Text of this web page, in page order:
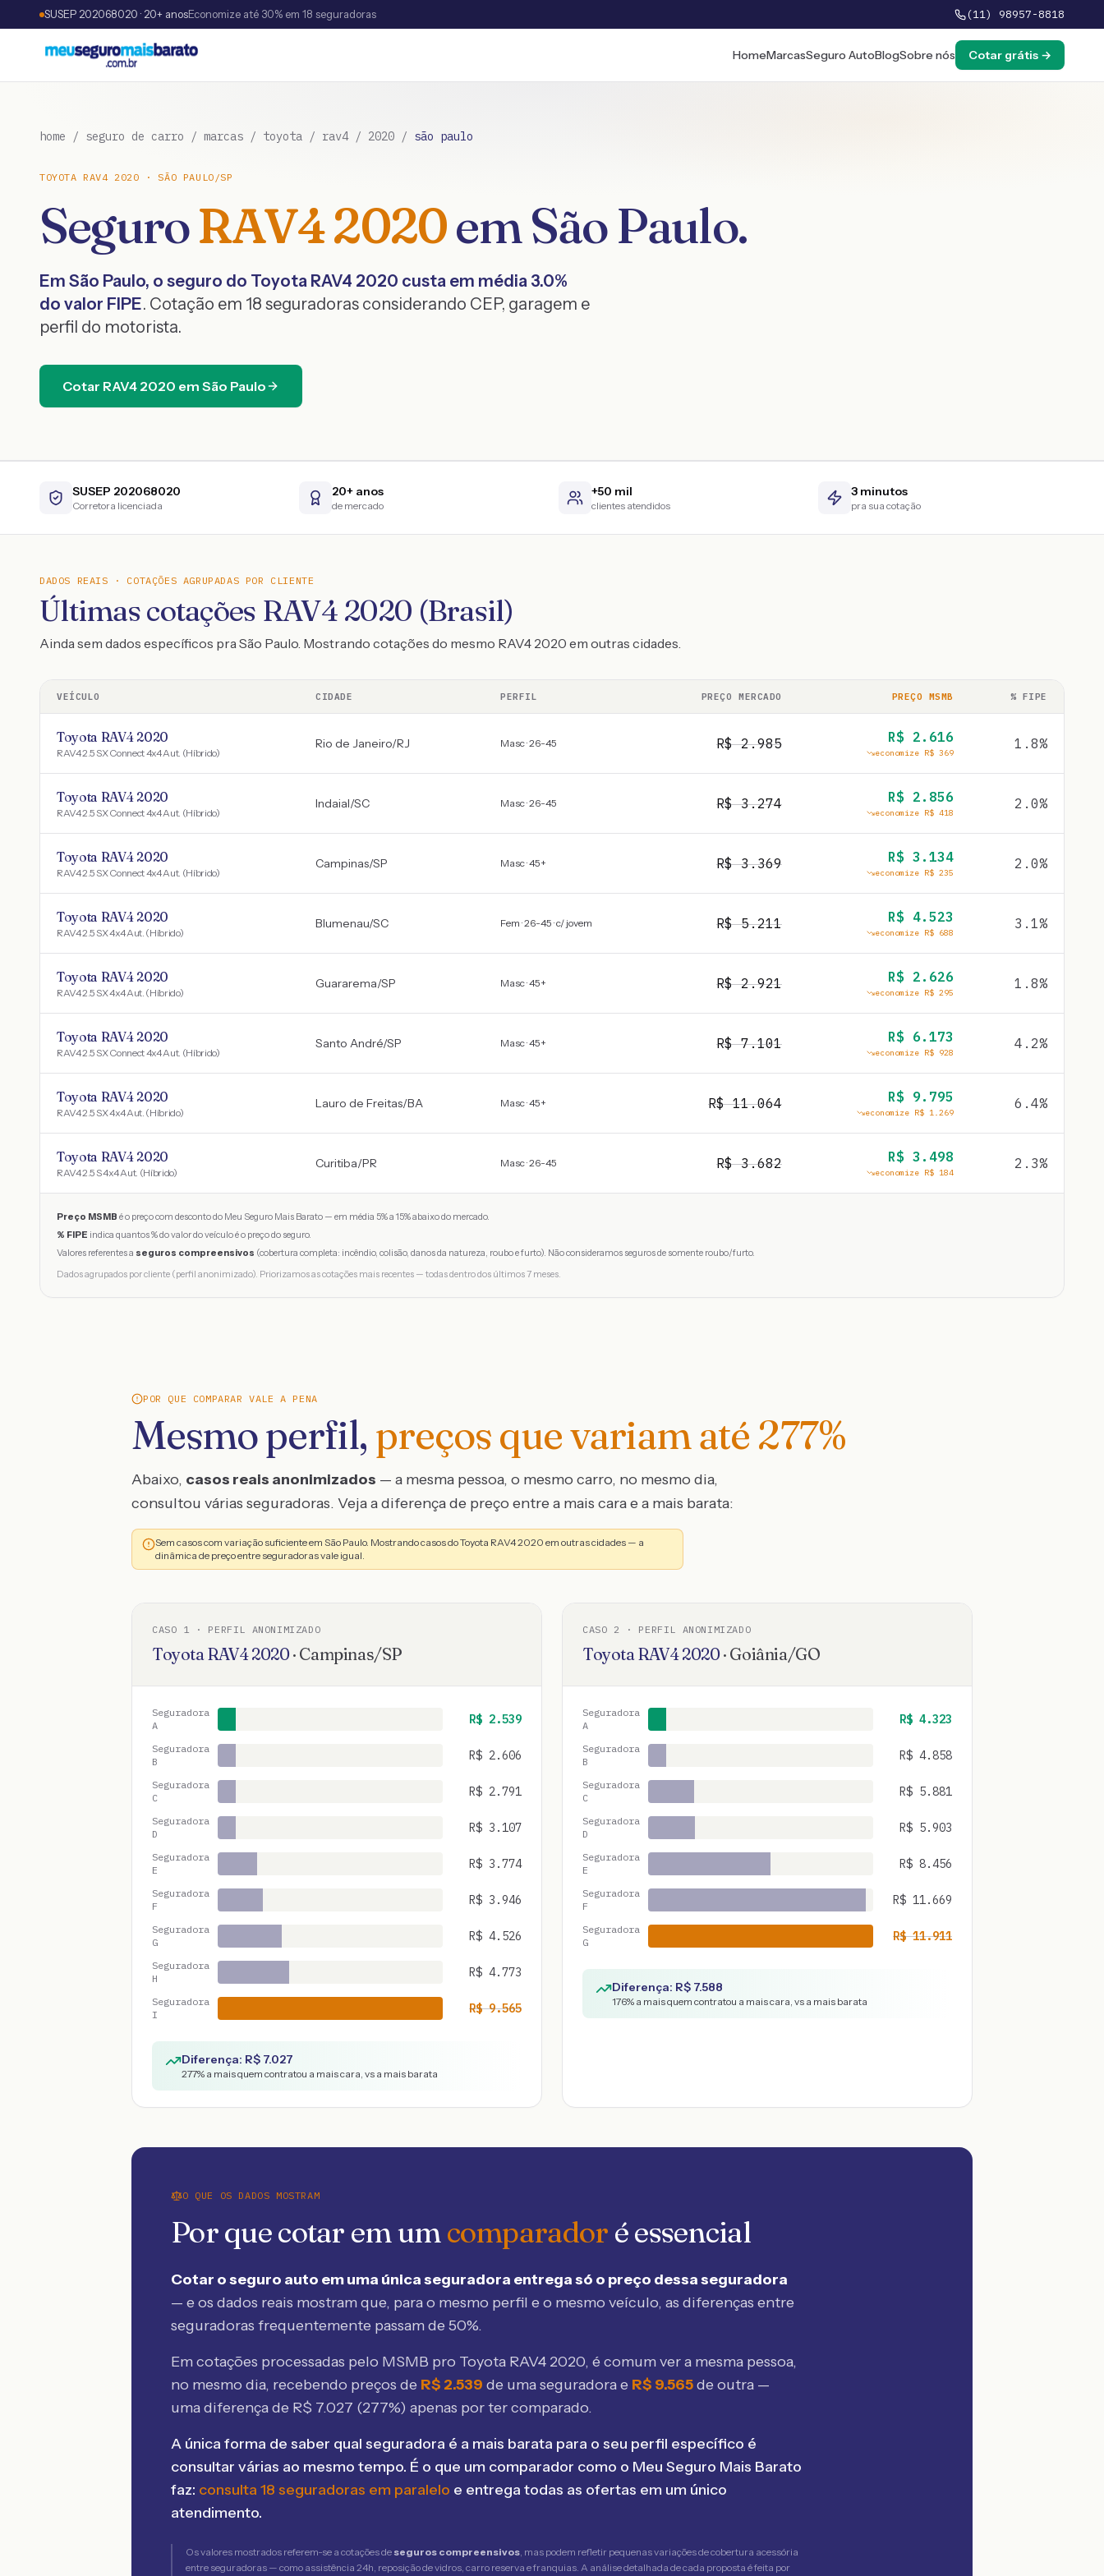
SUSEP 202068020 · 20+ anosEconomize até 30% em 18 seguradoras (11) 98957-8818
HomeMarcasSeguro AutoBlogSobre nós Cotar grátis →
home / seguro de carro / marcas / toyota / rav4/ 2020 / são paulo
TOYOTA RAV4 2020 ·SÃO PAULO /SP
SeguroRAV42020emSão Paulo.
Em São Paulo, o seguro do Toyota RAV4 2020 custa em média 3.0%
do valor FIPE. Cotação em 18 seguradoras considerando CEP, garagem e
perfil do motorista.
Cotar RAV4 2020 em São Paulo
SUSEP 202068020
Corretora licenciada
20+ anos
de mercado
+50 mil
clientes atendidos
3 minutos
pra sua cotação
DADOS REAIS · COTAÇÕES AGRUPADAS POR CLIENTE
Últimas cotações RAV4 2020 (Brasil)
Ainda sem dados específicos pra São Paulo. Mostrando cotações do mesmo RAV4 2020 em outras cidades.
VEÍCULO CIDADE PERFIL PREÇO MERCADO PREÇO MSMB % FIPE
Toyota RAV4 2020
RAV4 2.5 SX Connect 4x4 Aut. (Híbrido)
Rio de Janeiro/RJ Masc · 26-45 R$2.985 R$ 2.616
economize R$ 369
1.8%
Toyota RAV4 2020
RAV4 2.5 SX Connect 4x4 Aut. (Híbrido)
Indaial/SC Masc · 26-45 R$3.274 R$ 2.856
economize R$ 418
2.0%
Toyota RAV4 2020
RAV4 2.5 SX Connect 4x4 Aut. (Híbrido)
Campinas/SP Masc · 45+ R$3.369 R$ 3.134
economize R$ 235
2.0%
Toyota RAV4 2020
RAV4 2.5 SX 4x4 Aut. (Híbrido)
Blumenau/SC Fem · 26-45 · c/ jovem R$5.211 R$ 4.523
economize R$ 688
3.1%
Toyota RAV4 2020
RAV4 2.5 SX 4x4 Aut. (Híbrido)
Guararema/SP Masc · 45+ R$2.921 R$ 2.626
economize R$ 295
1.8%
Toyota RAV4 2020
RAV4 2.5 SX Connect 4x4 Aut. (Híbrido)
Santo André/SP Masc · 45+ R$7.101 R$ 6.173
economize R$ 928
4.2%
Toyota RAV4 2020
RAV4 2.5 SX 4x4 Aut. (Híbrido)
Lauro de Freitas/BA Masc · 45+ R$11.064 R$ 9.795
economize R$ 1.269
6.4%
Toyota RAV4 2020
RAV4 2.5 S 4x4 Aut. (Híbrido)
Curitiba/PR Masc · 26-45 R$3.682 R$ 3.498
economize R$ 184
2.3%
Preço MSMB é o preço com desconto do Meu Seguro Mais Barato — em média 5% a 15% abaixo do mercado.
% FIPE indica quantos % do valor do veículo é o preço do seguro.
Valores referentes a seguros compreensivos (cobertura completa: incêndio, colisão, danos da natureza, roubo e furto). Não consideramos seguros de somente roubo/furto.
Dados agrupados por cliente (perfil anonimizado). Priorizamos as cotações mais recentes — todas dentro dos últimos 7 meses.
POR QUE COMPARAR VALE A PENA
Mesmo perfil, preços que variam até 277%
Abaixo, casos reais anonimizados — a mesma pessoa, o mesmo carro, no mesmo dia,
consultou várias seguradoras. Veja a diferença de preço entre a mais cara e a mais barata:
Sem casos com variação suficiente em São Paulo. Mostrando casos do Toyota RAV4 2020 em outras cidades — a
dinâmica de preço entre seguradoras vale igual.
CASO 1 · PERFIL ANONIMIZADO
ToyotaRAV42020· Campinas/SP
Seguradora
A
R$ 2.539
Seguradora
B
R$ 2.606
Seguradora
C
R$ 2.791
Seguradora
D
R$ 3.107
Seguradora
E
R$ 3.774
Seguradora
F
R$ 3.946
Seguradora
G
R$ 4.526
Seguradora
H
R$ 4.773
Seguradora
I
R$9.565
Diferença: R$ 7.027
277% a mais quem contratou a mais cara, vs a mais barata
CASO 2 · PERFIL ANONIMIZADO
ToyotaRAV42020· Goiânia/GO
Seguradora
A
R$ 4.323
Seguradora
B
R$ 4.858
Seguradora
C
R$ 5.881
Seguradora
D
R$ 5.903
Seguradora
E
R$ 8.456
Seguradora
F
R$ 11.669
Seguradora
G
R$11.911
Diferença: R$ 7.588
176% a mais quem contratou a mais cara, vs a mais barata
O QUE OS DADOS MOSTRAM
Por que cotar em umcomparador é essencial
Cotar o seguro auto em uma única seguradora entrega só o preço dessa seguradora
— e os dados reais mostram que, para o mesmo perfil e o mesmo veículo, as diferenças entre
seguradoras frequentemente passam de 50%.
Em cotações processadas pelo MSMB pro Toyota RAV4 2020, é comum ver a mesma pessoa,
no mesmo dia, recebendo preços de R$ 2.539 de uma seguradora e R$ 9.565de outra —
uma diferença de R$ 7.027 (277%) apenas por ter comparado.
A única forma de saber qual seguradora é a mais barata para o seu perfil específico é
consultar várias ao mesmo tempo. É o que um comparador como o Meu Seguro Mais Barato
faz: consulta 18 seguradoras em paralelo e entrega todas as ofertas em um único
atendimento.
Os valores mostrados referem-se a cotações de seguros compreensivos, mas podem refletir pequenas variações de cobertura acessória
entre seguradoras — como assistência 24h, reposição de vidros, carro reserva e franquias. A análise detalhada de cada proposta é feita por